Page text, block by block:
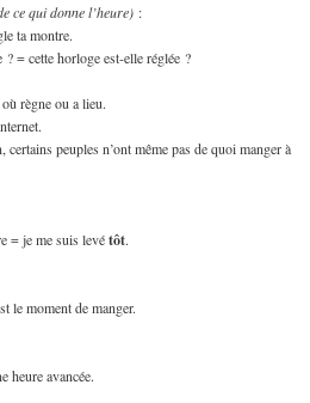
ce qui donne l’heure) :
ta montre.
? = cette horloge est-elle réglée ?
règne ou a lieu.
peuples n’ont même pas de quoi manger à
= je me suis levétôt.
le moment de manger.
heure avancée.